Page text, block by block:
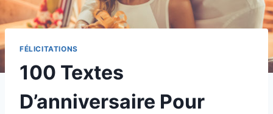
FÉLICITATIONS
100 Textes
D’anniversaire Pour